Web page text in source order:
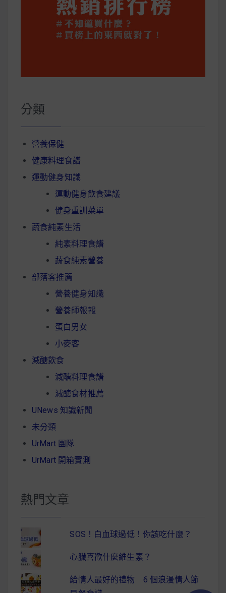
分類
營養保健
健康料理食譜
運動健身知識
運動健身飲食建議
健身重訓菜單
蔬食純素生活
純素料理食譜
蔬食純素營養
部落客推薦
營養健身知識
營養師報報
蛋白男女
小麥客
減醣飲食
減醣料理食譜
減醣食材推薦
UNews 知識新聞
未分類
UrMart 團隊
UrMart 開箱實測
熱門文章
SOS！白血球過低！你該吃什麼？
心臟喜歡什麼維生素？
給情人最好的禮物 6 個浪漫情人節